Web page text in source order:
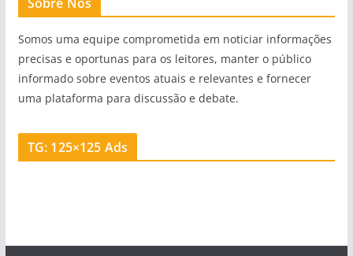
Somos uma equipe comprometida em noticiar informações
precisas e oportunas para os leitores, manter o público
informado sobre eventos atuais e relevantes e fornecer
uma plataforma para discussão e debate.
TG: 125×125 Ads